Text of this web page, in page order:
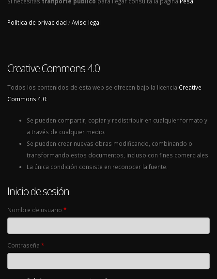
Política de privacidad /Aviso legal
Creative Commons 4.0
Todos los contenidos de esta web se ofrecen bajo la licencia Creative
Commons 4.0:
Se pueden compartir, copiar y redistribuir en cualquier formato y
a través de cualquier medio.
Se pueden crear nuevas obras modificando, combinando o
transformando estos documentos, incluso con fines comerciales.
La única condición consiste en reconocer la fuente.
Inicio de sesión
Nombre de usuario *
Contraseña *